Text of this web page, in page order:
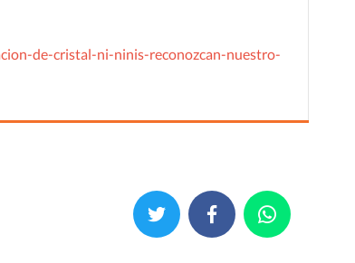
de-cristal-ni-ninis-reconozcan-nuestro-